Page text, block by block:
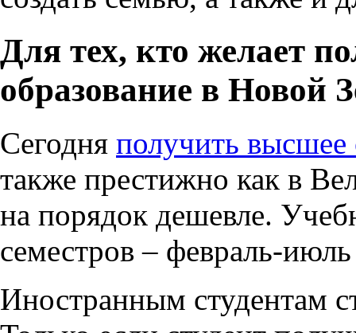
Для тех, кто желает
образование в Новой
Сегодня получить высшее
также престижно как в
на порядок дешевле.
семестров – февраль-
Иностранным студентам